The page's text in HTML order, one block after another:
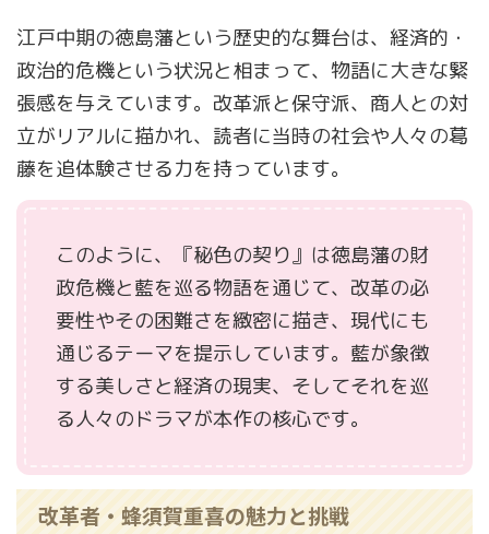
江戸中期の徳島藩という歴史的な舞台は、経済的・
政治的危機という状況と相まって、物語に大きな緊
張感を与えています。改革派と保守派、商人との対
立がリアルに描かれ、読者に当時の社会や人々の葛
藤を追体験させる力を持っています。
このように、『秘色の契り』は徳島藩の財
政危機と藍を巡る物語を通じて、改革の必
要性やその困難さを緻密に描き、現代にも
通じるテーマを提示しています。藍が象徴
する美しさと経済の現実、そしてそれを巡
る人々のドラマが本作の核心です。
改革者・蜂須賀重喜の魅力と挑戦